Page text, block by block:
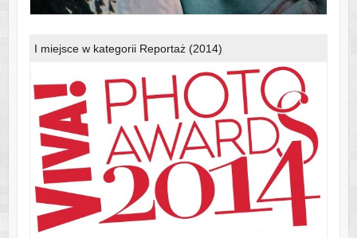
I miejsce w kategorii Reportaż (2014)